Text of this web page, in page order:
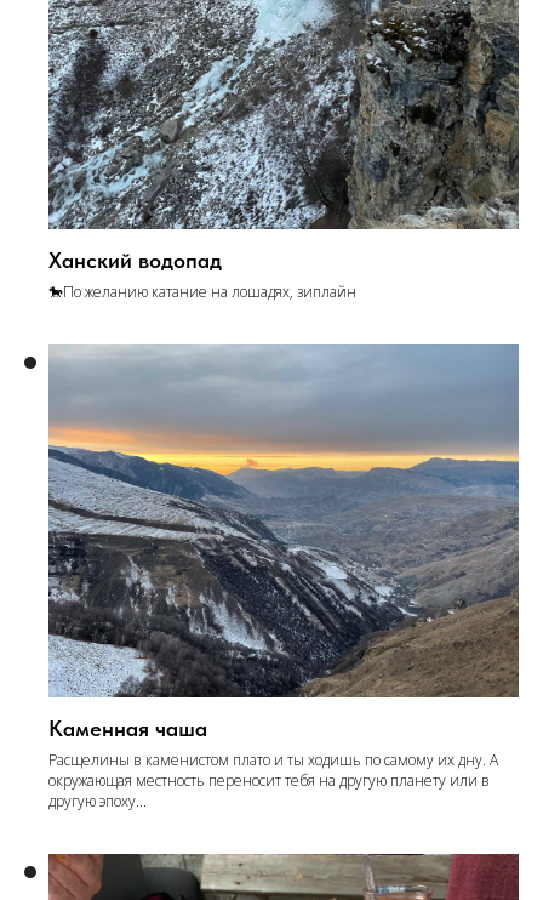
Ханский водопад
🐎По желанию катание на лошадях, зиплайн
Каменная чаша
Расщелины в каменистом плато и ты ходишь по самому их дну. А
окружающая местность переносит тебя на другую планету или в
другую эпоху...